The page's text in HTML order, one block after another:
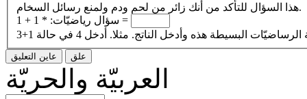
هذا السؤال للتأكد من أنك زائر من لحم ودم ولمنع رسائل السخام.
سؤال رياضيّات: * 1 + 1 =
العربيّة والحريّة